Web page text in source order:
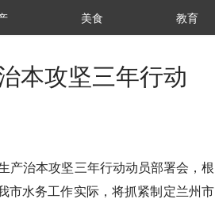
美食 教育
本攻坚三年行动
产治本攻坚三年行动动员部署会，根
市水务工作实际，将抓紧制定兰州市